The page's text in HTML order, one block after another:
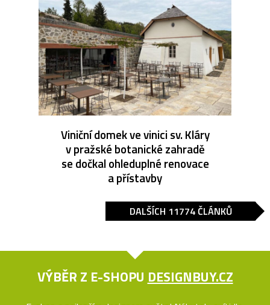
Viniční domek ve vinici sv. Kláry
v pražské botanické zahradě
se dočkal ohleduplné renovace
a přístavby
DALŠÍCH 11774 ČLÁNKŮ
VÝBĚR Z E-SHOPU DESIGNBUY.CZ